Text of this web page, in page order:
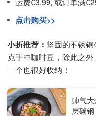
点击购买>>
小折推荐： 坚固的不锈
克手冲咖啡豆，除此之
一个也很好收纳！
帅气
层碳